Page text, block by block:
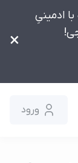
ماه با ادمینیِ
×
ورود